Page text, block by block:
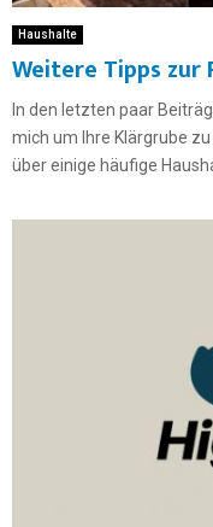
Haushalte
Weitere Tipps zur
In den letzten paar
mich um Ihre Klärgrube
über einige häufige